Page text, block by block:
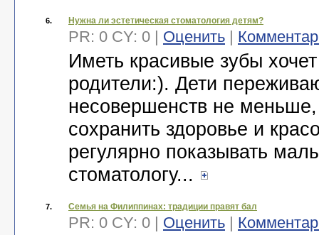
6. Нужна ли эстетическая стоматология детям?
PR: 0 CY: 0 | Оценить |
Иметь красивые зубы
родители:). Дети
несовершенств не
сохранить здоровье и
регулярно показывать
стоматологу...
7. Семья на Филиппинах: традиции правят бал
PR: 0 CY: 0 | Оценить |